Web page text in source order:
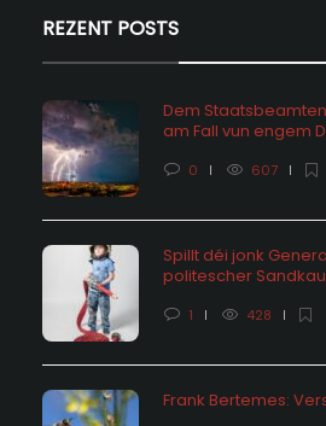
REZENT POSTS
Dem
am Fall vun engem
0 607
Spillt déi jonk
politescher
1 428
Frank Bertemes: